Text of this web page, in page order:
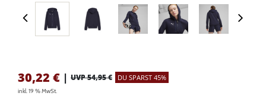
30,22 € | UVP 54,95 € DU SPARST 45%
inkl. 19 % MwSt.